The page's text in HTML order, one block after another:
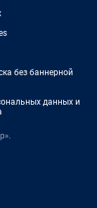
без баннерной
данных и